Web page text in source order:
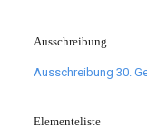
Ausschreibung
Ausschreibung 30.
Elementeliste